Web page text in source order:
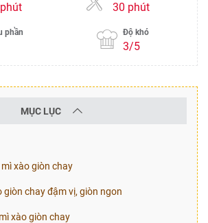
30 phút
phần Độ khó
3/5
MỤC LỤC
xào giòn chay
giòn chay đậm vị, giòn ngon
xào giòn chay